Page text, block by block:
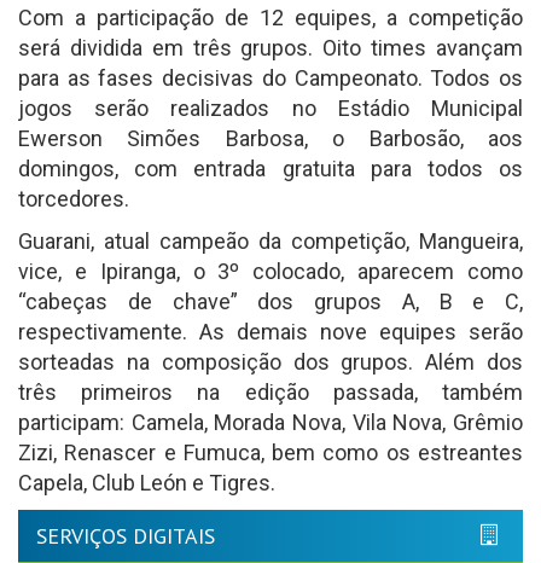
Com a participação de 12 equipes, a competição
será dividida em três grupos. Oito times avançam
para as fases decisivas do Campeonato. Todos os
jogos serão realizados no Estádio Municipal
Ewerson Simões Barbosa, o Barbosão, aos
domingos, com entrada gratuita para todos os
torcedores.
Guarani, atual campeão da competição, Mangueira,
vice, e Ipiranga, o 3º colocado, aparecem como
“cabeças de chave” dos grupos A, B e C,
respectivamente. As demais nove equipes serão
sorteadas na composição dos grupos. Além dos
três primeiros na edição passada, também
participam: Camela, Morada Nova, Vila Nova, Grêmio
Zizi, Renascer e Fumuca, bem como os estreantes
Capela, Club León e Tigres.
SERVIÇOS DIGITAIS